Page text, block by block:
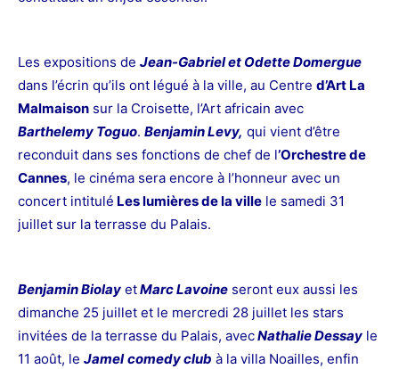
Les expositions de Jean-Gabriel et Odette Domergue
dans l’écrin qu’ils ont légué à la ville, au Centre d’Art La
Malmaison sur la Croisette, l’Art africain avec
Barthelemy Toguo. Benjamin Levy, qui vient d’être
reconduit dans ses fonctions de chef de l’Orchestre de
Cannes, le cinéma sera encore à l’honneur avec un
concert intitulé Les lumières de la ville le samedi 31
juillet sur la terrasse du Palais.
Benjamin Biolay etMarc Lavoine seront eux aussi les
dimanche 25 juillet et le mercredi 28 juillet les stars
invitées de la terrasse du Palais, avecNathalie Dessay le
11 août, le Jamel comedy club à la villa Noailles, enfin